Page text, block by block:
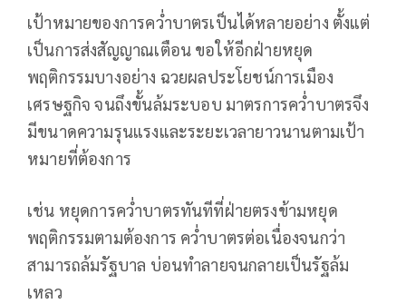
เป้าหมายของการคว่ำบาตรเป็นได้หลายอย่าง ตั้งแต่
เป็นการส่งสัญญาณเตือน ขอให้อีกฝ่ายหยุด
พฤติกรรมบางอย่าง ฉวยผลประโยชน์การเมือง
เศรษฐกิจ จนถึงขั้นล้มระบอบ มาตรการคว่ำบาตรจึง
มีขนาดความรุนแรงและระยะเวลายาวนานตามเป้า
หมายที่ต้องการ
เช่น หยุดการคว่ำบาตรทันทีที่ฝ่ายตรงข้ามหยุด
พฤติกรรมตามต้องการ คว่ำบาตรต่อเนื่องจนกว่า
สามารถล้มรัฐบาล บ่อนทำลายจนกลายเป็นรัฐล้ม
เหลว